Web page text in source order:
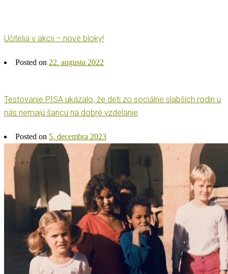
Učitelia v akcii – nové bloky!
Posted on 22. augusta 2022
Testovanie PISA ukázalo, že deti zo sociálne slabších rodín u
nás nemajú šancu na dobré vzdelanie
Posted on 5. decembra 2023